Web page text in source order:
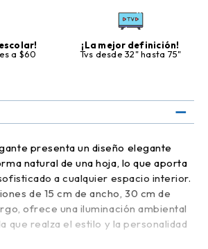
escolar!
a $60
¡La mejor definición!
Tvs desde 32" hasta 75"
presenta un diseño elegante
natural de una hoja, lo que aporta
a cualquier espacio interior.
de 15 cm de ancho, 30 cm de
ofrece una iluminación ambiental
que realza el estilo y la personalidad